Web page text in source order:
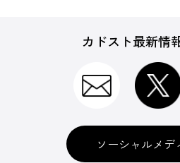
カドスト最新情
ソーシャルメデ